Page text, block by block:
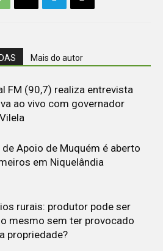
Mais do autor
FM (90,7) realiza entrevista
ao vivo com governador
de Apoio de Muquém é aberto
em Niquelândia
rurais: produtor pode ser
mesmo sem ter provocado
propriedade?